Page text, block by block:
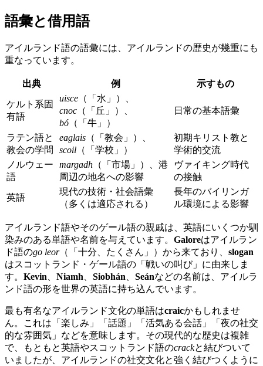
語彙と借用語
アイルランド語の語彙には、アイルランドの歴史が幾重にも
重なっています。
出典 例 示すもの
ケルト系固
有語
uisce （「水」）、
cnoc （「丘」）、
bó （「牛」）
日常の基本語彙
ラテン語と
教会の学問
eaglais （「教会」）、
scoil （「学校」）
初期キリスト教と
学術的交流
ノルウェー
語
margadh （「市場」）、港
周辺の地名への影響
ヴァイキング時代
の接触
英語
現代の技術・社会語彙
（多くは適応される）
長年のバイリンガ
ル環境による影響
アイルランド語やそのゲール語の親戚は、英語にいくつか馴
染みのある単語や名前を与えています。 Galoreはアイルラン
ド語のgo leor（「十分、たくさん」）から来ており、 slogan
はスコットランド・ゲール語の「戦いの叫び」に由来しま
す。 Kevin Niamh Siobhán Seánなどの名前は、アイルラ
ンド語の形を世界の英語に持ち込んでいます。
最も有名なアイルランド文化の単語はcraicかもしれませ
ん。これは「楽しみ」「話題」「活気ある会話」「夜の社交
的な雰囲気」などを意味します。その現代的な歴史は複雑
で、もともと英語やスコットランド語のcrackと結びついて
いましたが、アイルランドの社交文化と強く結びつくように